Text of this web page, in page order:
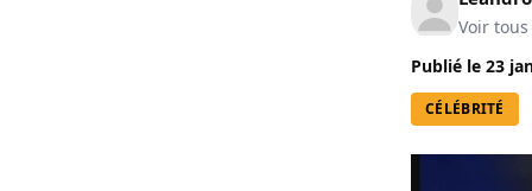
Voir
Publié le 23
CÉLÉBRITÉ